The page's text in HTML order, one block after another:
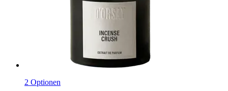
2 Optionen